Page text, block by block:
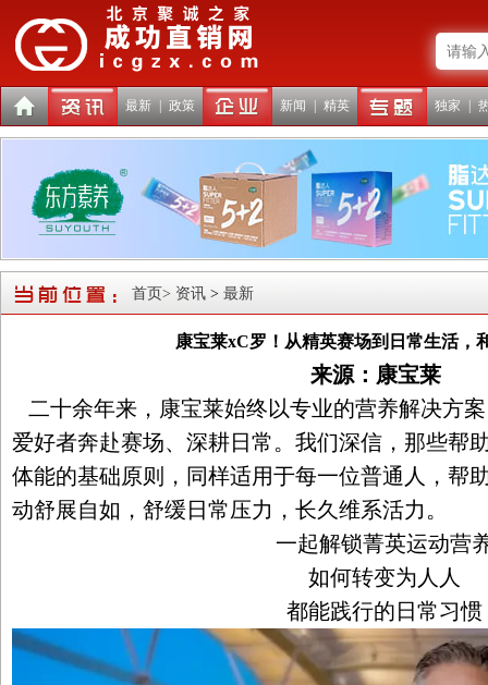
最新 政策 新闻 精英 独家
首页> 资讯 > 最新
康宝莱xC罗！从精英赛场到日常生活，
来源：康宝莱
二十余年来，康宝莱始终以专业的营养解决方
爱好者奔赴赛场、深耕日常。我们深信，那些帮
体能的基础原则，同样适用于每一位普通人，帮
动舒展自如，舒缓日常压力，长久维系活力。
一起解锁菁英运动营
如何转变为人人
都能践行的日常习惯